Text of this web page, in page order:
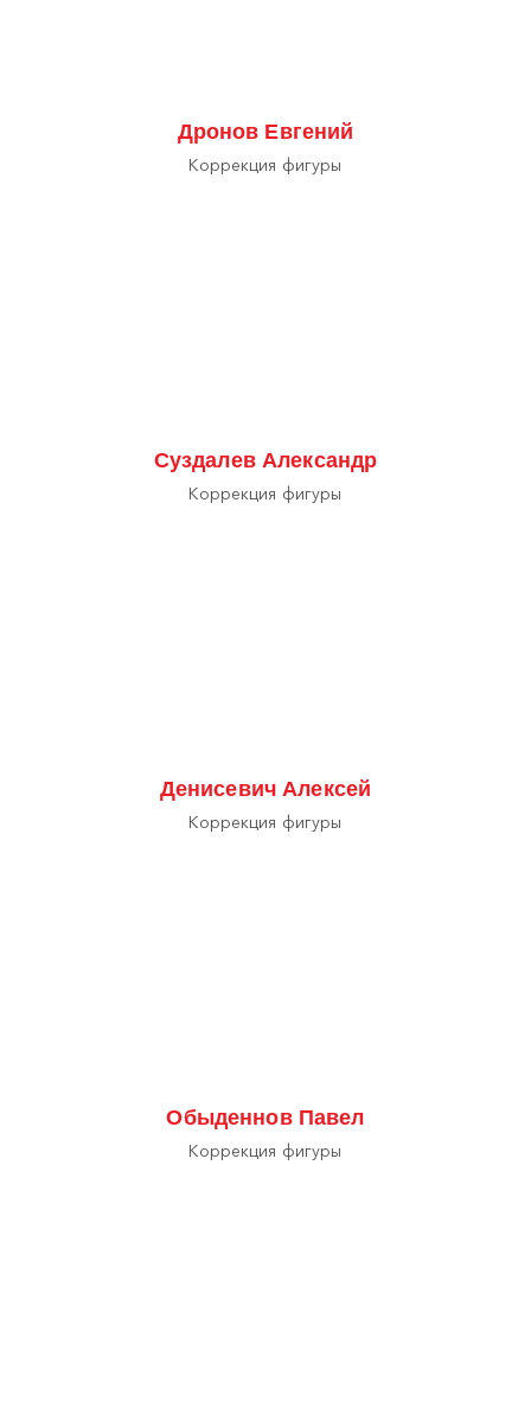
Дронов Евгений
Коррекция фигуры
Суздалев Александр
Коррекция фигуры
Денисевич Алексей
Коррекция фигуры
Обыденнов Павел
Коррекция фигуры